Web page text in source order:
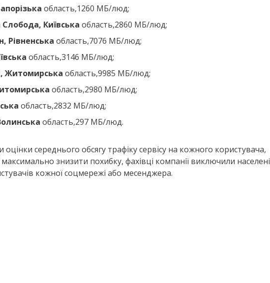
область,1260 МБ/люд;
Київська область,2860 МБ/люд;
Рівненська область,7076 МБ/люд;
область,3146 МБ/люд;
Житомирська область,9985 МБ/люд;
область,2980 МБ/люд;
область,2832 МБ/люд;
область,297 МБ/люд.
середнього обсягу трафіку сервісу на кожного користувача,
знизити похибку, фахівці компанії виключили населені
кожної соцмережі або месенджера.